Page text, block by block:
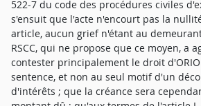
522-7 du code des procédures civiles
s'ensuit que l'acte n'encourt pas la
article, aucun grief n'étant au
RSCC, qui ne propose que ce moyen, a
contester principalement le droit
sentence, et non au seul motif d'un
d'intérêts ; que la créance sera